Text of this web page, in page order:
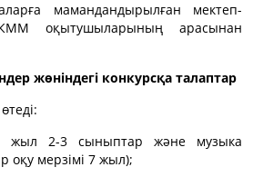
мамандандырылған мектеп-
оқытушыларының арасынан
жөніндегі конкурсқа талаптар
жыл 2-3 сыныптар және музыка
оқу мерзімі 7 жыл);